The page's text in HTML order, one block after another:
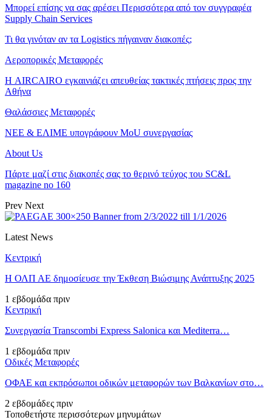
Μπορεί επίσης να σας αρέσει Περισσότερα από τον συγγραφέα
Supply Chain Services
Τι θα γινόταν αν τα Logistics πήγαιναν διακοπές;
Αεροπορικές Μεταφορές
Η AIRCAIRO εγκαινιάζει απευθείας τακτικές πτήσεις προς την
Αθήνα
Θαλάσσιες Μεταφορές
ΝΕΕ & ΕΛΙΜΕ υπογράφουν MoU συνεργασίας
About Us
Πάρτε μαζί στις διακοπές σας το θερινό τεύχος του SC&L
magazine no 160
Prev Next
Latest News
Κεντρική
Η ΟΛΠ ΑΕ δημοσίευσε την Έκθεση Βιώσιμης Ανάπτυξης 2025
1 εβδομάδα πριν
Κεντρική
Συνεργασία Transcombi Express Salonica και Mediterra…
1 εβδομάδα πριν
Οδικές Μεταφορές
ΟΦΑΕ και εκπρόσωποι οδικών μεταφορών των Βαλκανίων στο…
2 εβδομάδες πριν
Τοποθετήστε περισσότερων μηνυμάτων